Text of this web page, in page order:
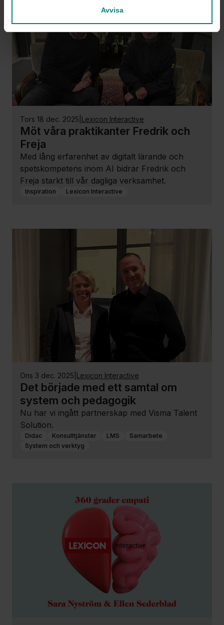
Avvisa
tors 18 dec. 2025 Lexicon Interactive
Möt våra praktikanter Fredrik och
Freja
Med lång erfarenhet av digitalt lärande och
spetskompetens inom AI bidrar Fredrik och
Freja starkt till vår dagliga verksamhet.
Inspiration Lexicon Interactive
ons 3 dec. 2025 Lexicon Interactive
Det började med ett samtal om
system och pedagogik
Nu har vi ingått partnerskap med Visma Talent
Solution.
Didac Konsulttjänster LMS
Samarbete
System och verktyg